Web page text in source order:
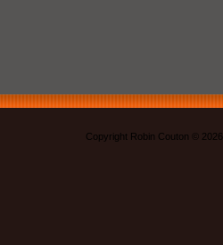
Copyright Robin Couton © 2026